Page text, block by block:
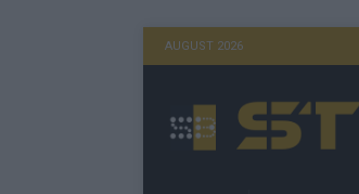
AUGUST 2026